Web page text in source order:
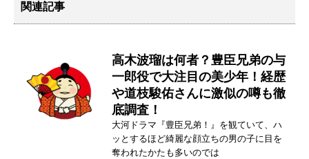
関連記事
高木波瑠は何者？豊臣兄弟の与
一郎役で大注目の美少年！経歴
や道枝駿佑さんに激似の噂も徹
底調査！
大河ドラマ『豊臣兄弟！』を観ていて、ハ
ッとするほど綺麗な顔立ちの男の子に目を
奪われたかたも多いのでは